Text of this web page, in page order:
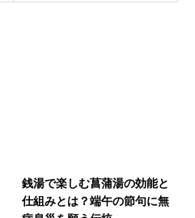
銭湯で楽しむ菖蒲湯の効能と
仕組みとは？端午の節句に無